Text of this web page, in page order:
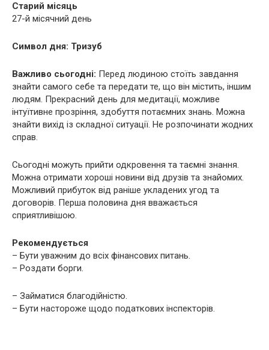
Старий місяць
27-й місячний день
Символ дня: Тризуб
Важливо сьогодні: Перед людиною стоїть завдання
знайти самого себе та передати те, що він містить, іншим
людям. Прекрасний день для медитації, можливе
інтуїтивне прозріння, здобуття потаємних знань. Можна
знайти вихід із складної ситуації. Не розпочинати жодних
справ.
Сьогодні можуть прийти одкровення та таємні знання.
Можна отримати хороші новини від друзів та знайомих.
Можливий прибуток від раніше укладених угод та
договорів. Перша половина дня вважається
сприятливішою.
Рекомендується
– Бути уважним до всіх фінансових питань.
– Роздати борги.
– Займатися благодійністю.
– Бути настороже щодо податкових інспекторів.